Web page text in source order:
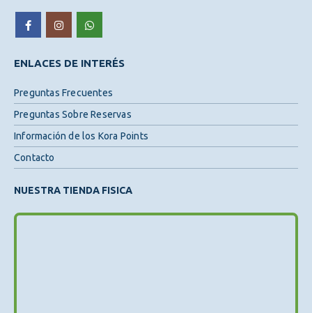
ENLACES DE INTERÉS
Preguntas Frecuentes
Preguntas Sobre Reservas
Información de los Kora Points
Contacto
NUESTRA TIENDA FISICA